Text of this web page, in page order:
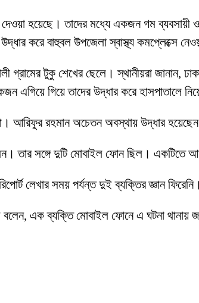
হয়েছে। তাদের মধ্যে একজন গম ব্যবসায়ী
করে বাহুবল উপজেলা স্বাস্থ্য কমপ্লেক্সে
টুকু শেখের ছেলে। স্থানীয়রা জানান,
এগিয়ে গিয়ে তাদের উদ্ধার করে হাসপাতালে
আরিফুর রহমান অচেতন অবস্থায় উদ্ধার
তার সঙ্গে দুটি মোবাইল ফোন ছিল। একটিতে
লেখার সময় পর্যন্ত দুই ব্যক্তির জ্ঞান
এক ব্যক্তি মোবাইল ফোনে এ ঘটনা